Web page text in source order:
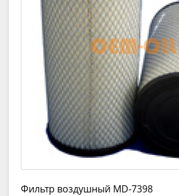
Фильтр воздушный MD-7398